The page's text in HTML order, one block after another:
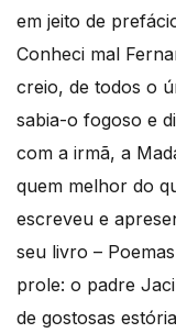
em jeito de
Conheci mal
creio, de todos o
sabia-o fogoso e
com a irmã, a
quem melhor do
escreveu e
seu livro –
prole: o padre
de gostosas